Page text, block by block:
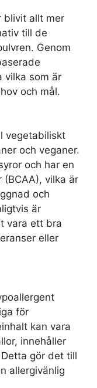
blivit allt mer
till de
Genom
vilka som är
och mål.
vegetabiliskt
och veganer.
och har en
(BCAA), vilka är
och
är
vara ett bra
eller
för
kan vara
innehåller
gör det till
allergivänlig